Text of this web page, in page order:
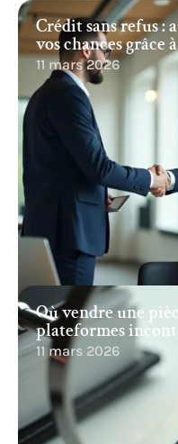
Crédit sans refus :
vos chances grâce
11 mars 2026
Où vendre une
plateformes
11 mars 2026